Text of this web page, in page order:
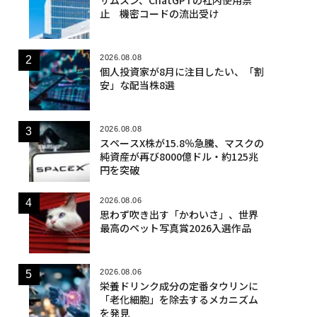
止 機密コードの流出受け
2026.08.08
個人投資家が8月に注目したい、「割
安」な配当株8選
2026.08.08
スペースX株が15.8％急騰、マスクの
純資産が再び8000億ドル・約125兆
円を突破
2026.08.06
思わず吹き出す「かわいさ」、世界
最高のペット写真賞2026入選作品
2026.08.06
栄養ドリンク成分の定番タウリンに
「老化細胞」を除去するメカニズム
を発見